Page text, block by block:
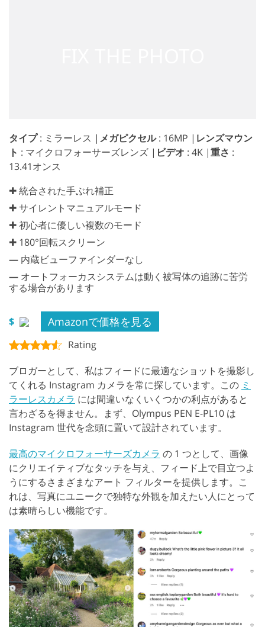
タイプ: ミラーレス | メガピクセル: 16MP | レンズマウン
ト : マイクロフォーサーズレンズ | ビデオ : 4K |重さ :
13.41オンス
✚ 統合された手ぶれ補正
✚ サイレントマニュアルモード
✚ 初心者に優しい複数のモード
✚ 180°回転スクリーン
— 内蔵ビューファインダーなし
— オートフォーカスシステムは動く被写体の追跡に苦労
する場合があります
$ Amazonで価格を見る
Rating
ブロガーとして、私はフィードに最適なショットを撮影し
てくれる Instagram カメラを常に探しています。この ミ
ラーレスカメラ には間違いなくいくつかの利点があると
言わざるを得ません。まず、Olympus PEN E-PL10 は
Instagram 世代を念頭に置いて設計されています。
最高のマイクロフォーサーズカメラ の 1 つとして、画像
にクリエイティブなタッチを与え、フィード上で目立つよ
うにするさまざまなアート フィルターを提供します。こ
れは、写真にユニークで独特な外観を加えたい人にとって
は素晴らしい機能です。